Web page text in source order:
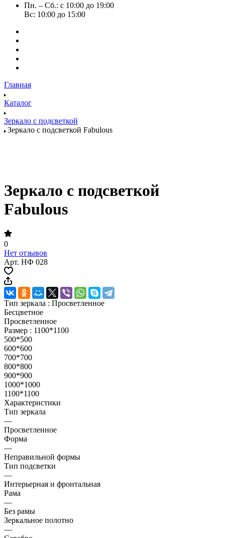
Пн. – Сб.: с 10:00 до 19:00
Вс: 10:00 до 15:00
Главная
Каталог
Зеркало с подсветкой
Зеркало с подсветкой Fabulous
Зеркало с подсветкой
Fabulous
0
Нет отзывов
Арт. НФ 028
Тип зеркала : Просветленное
Бесцветное
Просветленное
Размер : 1100*1100
500*500
600*600
700*700
800*800
900*900
1000*1000
1100*1100
Характеристики
Тип зеркала
—
Просветленное
Форма
—
Неправильной формы
Тип подсветки
—
Интерьерная и фронтальная
Рама
—
Без рамы
Зеркальное полотно
—